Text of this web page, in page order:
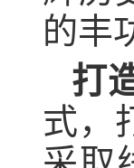
的丰
打
式，